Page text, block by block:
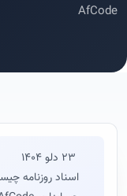
AfCode
23 دلو 1404
اسناد روزنامه